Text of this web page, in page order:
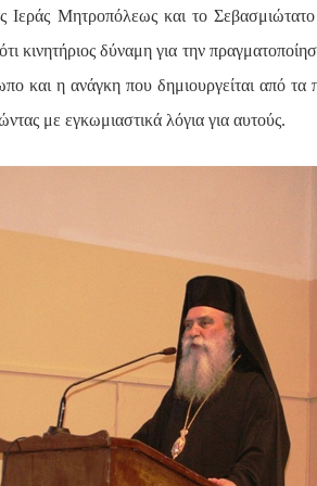
Ιεράς Μητροπόλεως και το
κινητήριος δύναμη για την
και η ανάγκη που δημιουργείται από
με εγκωμιαστικά λόγια για αυτούς.